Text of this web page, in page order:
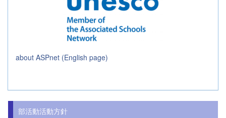
about ASPnet (English page)
部活動活動方針